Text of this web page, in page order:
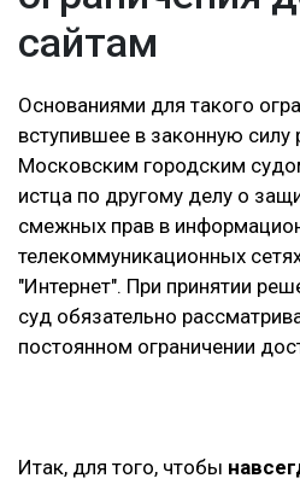
сайтам
Основаниями для такого
вступившее в законную
Московским городским
истца по другому делу о
смежных прав в
телекоммуникационных
"Интернет". При принятии
суд обязательно
постоянном ограничении
Итак, для того, чтобы